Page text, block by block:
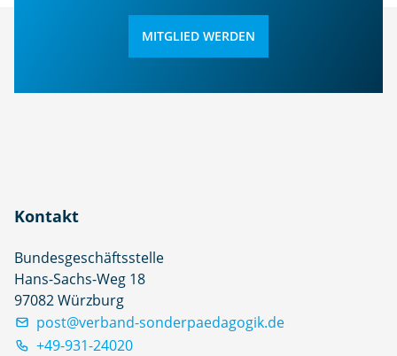
MITGLIED WERDEN
Kontakt
Bundesgeschäftsstelle
Hans-Sachs-Weg 18
97082 Würzburg
post@verband-sonderpaedagogik.de
+49-931-24020